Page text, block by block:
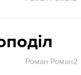
Роман Роман2